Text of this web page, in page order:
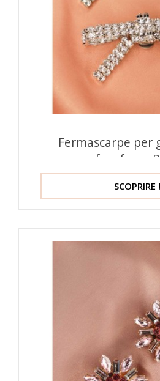
Fermascarpe per
froufrouz
SCOPRIRE !